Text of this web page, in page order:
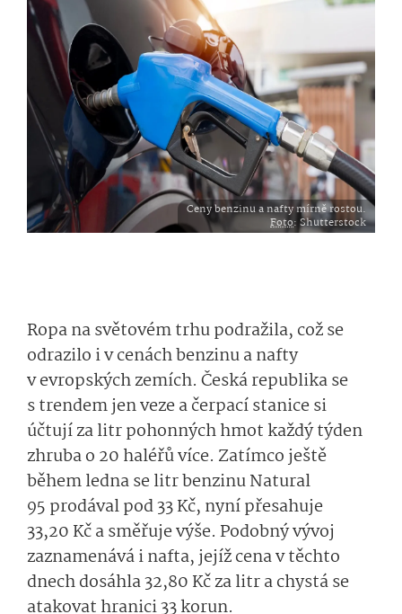
Ceny benzinu a nafty mírně rostou.
Foto: Shutterstock
Ropa na světovém trhu podražila, což se
odrazilo i v cenách benzinu a nafty
v evropských zemích. Česká republika se
s trendem jen veze a čerpací stanice si
účtují za litr pohonných hmot každý týden
zhruba o 20 haléřů více. Zatímco ještě
během ledna se litr benzinu Natural
95 prodával pod 33 Kč, nyní přesahuje
33,20 Kč a směřuje výše. Podobný vývoj
zaznamenává i nafta, jejíž cena v těchto
dnech dosáhla 32,80 Kč za litr a chystá se
atakovat hranici 33 korun.